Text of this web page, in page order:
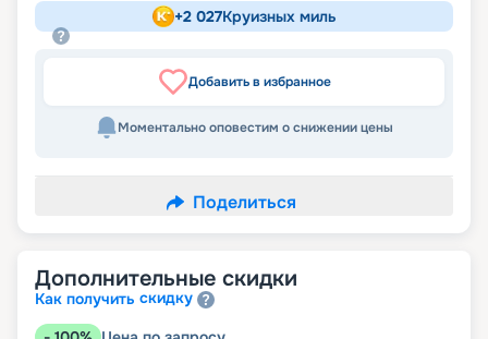
+2 027Круизных миль
Добавить в избранное
Моментально оповестим о снижении цены
Поделиться
Дополнительные скидки
Как получить скидку